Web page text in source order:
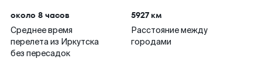
около 8 часов
Среднее время
перелета из Иркутска
без пересадок
5927 км
Расстояние между
городами